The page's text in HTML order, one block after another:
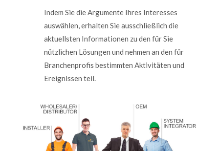
Indem Sie die Argumente Ihres Interesses
auswählen, erhalten Sie ausschließlich die
aktuellsten Informationen zu den für Sie
nützlichen Lösungen und nehmen an den für
Branchenprofis bestimmten Aktivitäten und
Ereignissen teil.